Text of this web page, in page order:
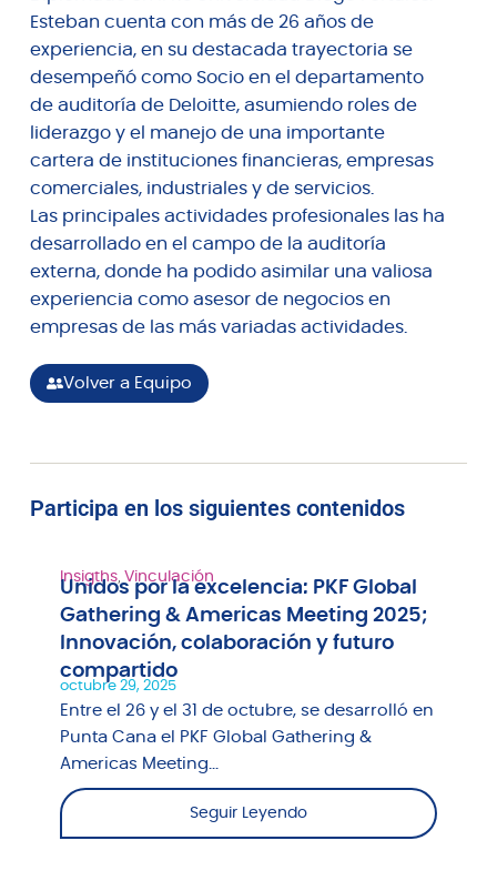
Esteban cuenta con más de 26 años de
experiencia, en su destacada trayectoria se
desempeñó como Socio en el departamento
de auditoría de Deloitte, asumiendo roles de
liderazgo y el manejo de una importante
cartera de instituciones financieras, empresas
comerciales, industriales y de servicios.
Las principales actividades profesionales las ha
desarrollado en el campo de la auditoría
externa, donde ha podido asimilar una valiosa
experiencia como asesor de negocios en
empresas de las más variadas actividades.
Volver a Equipo
Participa en los siguientes contenidos
Insigths, Vinculación
Unidos por la excelencia: PKF Global
Gathering & Americas Meeting 2025;
Innovación, colaboración y futuro
compartido
octubre 29, 2025
Entre el 26 y el 31 de octubre, se desarrolló en
Punta Cana el PKF Global Gathering &
Americas Meeting...
Seguir Leyendo